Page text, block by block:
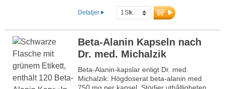
Särskilt god biotillgänglighet. Fri från
konstgjorda tillsatser, låg halt av fett och
socker. Inga sötningsmedel. Perfekt för
idrottare och hälsomedvetna personer.
Behaglig, naturlig smak. Tillverkad i
Tyskland, aluminiumfri försegling
garanterar högsta kvalitet.
mer information om Whey Protein
Detaljer
Beta-Alanin Kapseln nach
Dr. med. Michalzik
Beta-Alanin-kapslar enligt Dr. med.
Michalzik: Högdoserat beta-alanin med
750 mg per kapsel. Stödjer uthålligheten,